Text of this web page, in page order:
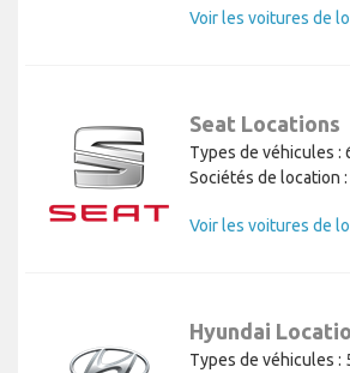
Voir les voitures de
Seat Locations
Types de véhicules :
Sociétés de location :
Voir les voitures de
Hyundai
Types de véhicules :